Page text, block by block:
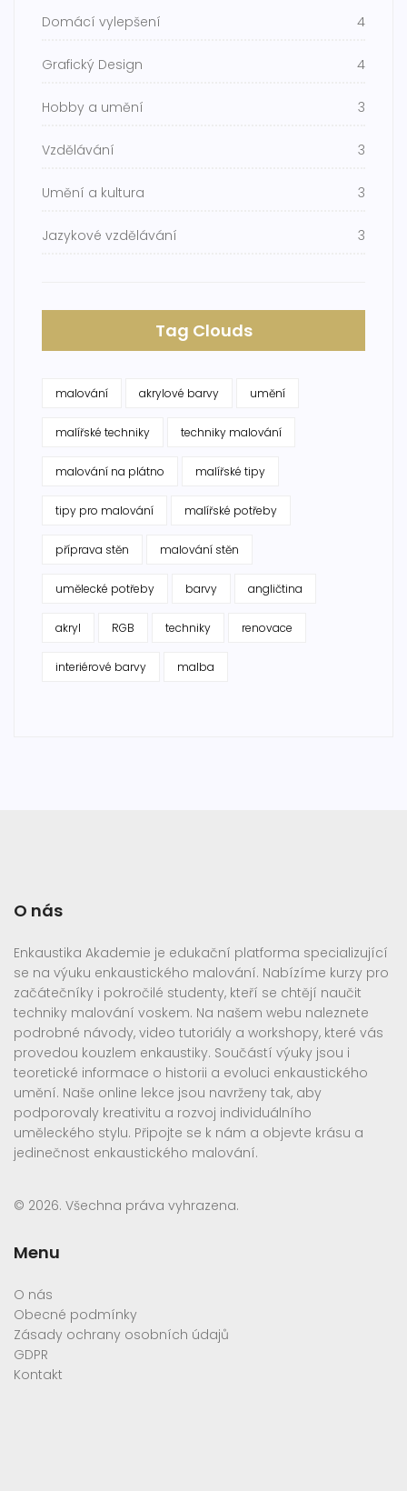
Domácí vylepšení 4
Grafický Design 4
Hobby a umění 3
Vzdělávání 3
Umění a kultura 3
Jazykové vzdělávání 3
Tag Clouds
malování akrylové barvy umění
malířské techniky techniky malování
malování na plátno malířské tipy
tipy pro malování malířské potřeby
příprava stěn malování stěn
umělecké potřeby barvy angličtina
akryl RGB techniky renovace
interiérové barvy malba
O nás
Enkaustika Akademie je edukační platforma specializující
se na výuku enkaustického malování. Nabízíme kurzy pro
začátečníky i pokročilé studenty, kteří se chtějí naučit
techniky malování voskem. Na našem webu naleznete
podrobné návody, video tutoriály a workshopy, které vás
provedou kouzlem enkaustiky. Součástí výuky jsou i
teoretické informace o historii a evoluci enkaustického
umění. Naše online lekce jsou navrženy tak, aby
podporovaly kreativitu a rozvoj individuálního
uměleckého stylu. Připojte se k nám a objevte krásu a
jedinečnost enkaustického malování.
© 2026. Všechna práva vyhrazena.
Menu
O nás
Obecné podmínky
Zásady ochrany osobních údajů
GDPR
Kontakt